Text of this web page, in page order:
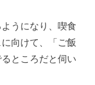
うになり、喫食
向けて、「ご飯
ところだと伺い